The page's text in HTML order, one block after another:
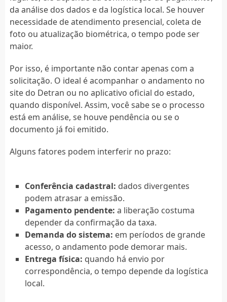
da análise dos dados e da logística local. Se houver
necessidade de atendimento presencial, coleta de
foto ou atualização biométrica, o tempo pode ser
maior.
Por isso, é importante não contar apenas com a
solicitação. O ideal é acompanhar o andamento no
site do Detran ou no aplicativo oficial do estado,
quando disponível. Assim, você sabe se o processo
está em análise, se houve pendência ou se o
documento já foi emitido.
Alguns fatores podem interferir no prazo:
Conferência cadastral: dados divergentes
podem atrasar a emissão.
Pagamento pendente: a liberação costuma
depender da confirmação da taxa.
Demanda do sistema: em períodos de grande
acesso, o andamento pode demorar mais.
Entrega física: quando há envio por
correspondência, o tempo depende da logística
local.